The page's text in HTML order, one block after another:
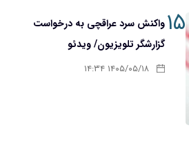
۱۵واکنش سرد عراقچی به درخواست
گزارشگر تلویزیون/ ویدئو
۱۴۰۵/۰۵/۱۸ ۱۴:۳۴